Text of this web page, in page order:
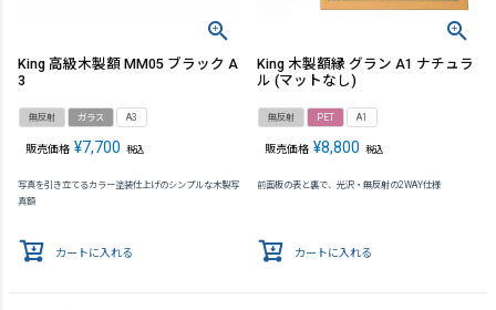
King 高級木製額 MM05 ブラック A
3
無反射 ガラス A3
販売価格 ¥7,700 税込
写真を引き立てるカラー塗装仕上げのシンプルな木製写
真額
カートに入れる
King 木製額縁 グラン A1 ナチュラ
ル (マットなし)
無反射 PET A1
販売価格 ¥8,800 税込
前面板の表と裏で、光沢・無反射の2WAY仕様
カートに入れる